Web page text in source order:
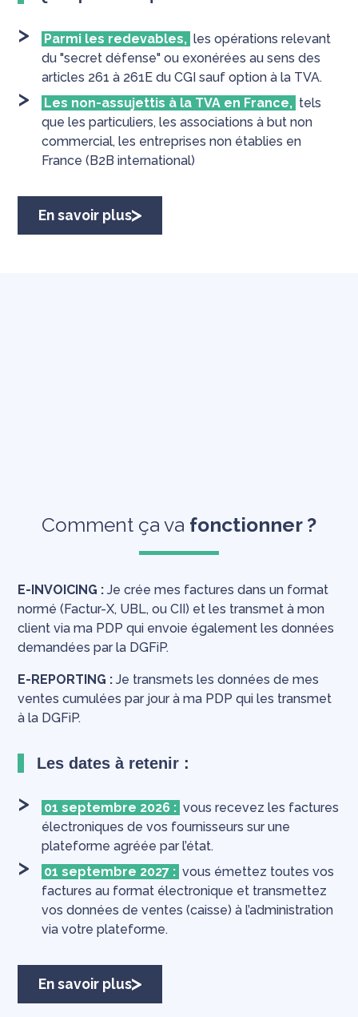
Parmi les redevables, les opérations relevant
du "secret défense" ou exonérées au sens des
articles 261 à 261E du CGI sauf option à la TVA.
Les non-assujettis à la TVA en France, tels
que les particuliers, les associations à but non
commercial, les entreprises non établies en
France (B2B international)
En savoir plus
Comment ça va fonctionner ?
E-INVOICING : Je crée mes factures dans un format
normé (Factur-X, UBL, ou CII) et les transmet à mon
client via ma PDP qui envoie également les données
demandées par la DGFiP.
E-REPORTING : Je transmets les données de mes
ventes cumulées par jour à ma PDP qui les transmet
à la DGFiP.
Les dates à retenir :
01 septembre 2026 : vous recevez les factures
électroniques de vos fournisseurs sur une
plateforme agréée par l’état.
01 septembre 2027 : vous émettez toutes vos
factures au format électronique et transmettez
vos données de ventes (caisse) à l’administration
via votre plateforme.
En savoir plus